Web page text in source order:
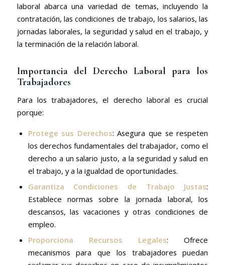
laboral abarca una variedad de temas, incluyendo la
contratación, las condiciones de trabajo, los salarios, las
jornadas laborales, la seguridad y salud en el trabajo, y
la terminación de la relación laboral.
Importancia del Derecho Laboral para los
Trabajadores
Para los trabajadores, el derecho laboral es crucial
porque:
Protege sus Derechos: Asegura que se respeten
los derechos fundamentales del trabajador, como el
derecho a un salario justo, a la seguridad y salud en
el trabajo, y a la igualdad de oportunidades.
Garantiza Condiciones de Trabajo Justas:
Establece normas sobre la jornada laboral, los
descansos, las vacaciones y otras condiciones de
empleo.
Proporciona Recursos Legales: Ofrece
mecanismos para que los trabajadores puedan